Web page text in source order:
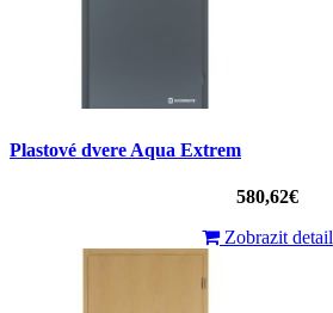
Plastové dvere Aqua Extrem
580,62€
Zobrazit detail